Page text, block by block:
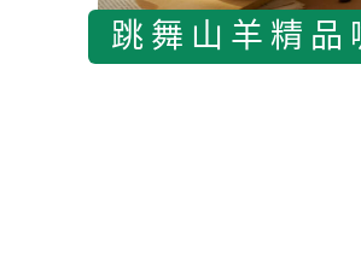
跳舞山羊精品